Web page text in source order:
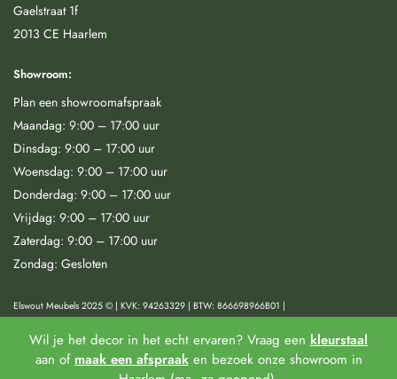
Wil je het decor in het echt ervaren? Vraag een kleurstaal
aan of maak een afspraaken bezoek onze showroom in
Gaelstraat 1f
2013 CE Haarlem
Showroom:
Plan een showroomafspraak
Maandag: 9:00 – 17:00 uur
Dinsdag: 9:00 – 17:00 uur
Woensdag: 9:00 – 17:00 uur
Donderdag: 9:00 – 17:00 uur
Vrijdag: 9:00 – 17:00 uur
Zaterdag: 9:00 – 17:00 uur
Zondag: Gesloten
Elswout Meubels 2025 © | KVK: 94263329 | BTW: 866698966B01 |
Algemene voorwaarden |Privacy & Cookies |Herroeping & Klachtenregeling